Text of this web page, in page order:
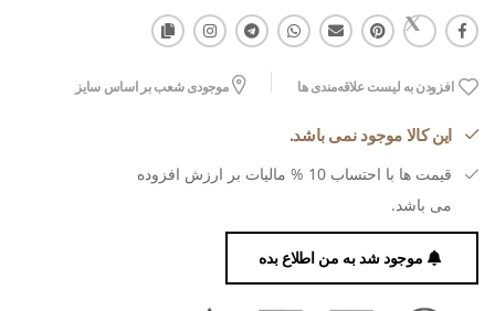
افزودن به لیست علاقه‌مندی ها موجودی شعب بر اساس سایز
این کالا موجود نمی باشد.
قیمت ها با احتساب 10 % مالیات بر ارزش افزوده
می باشد.
موجود شد به من اطلاع بده